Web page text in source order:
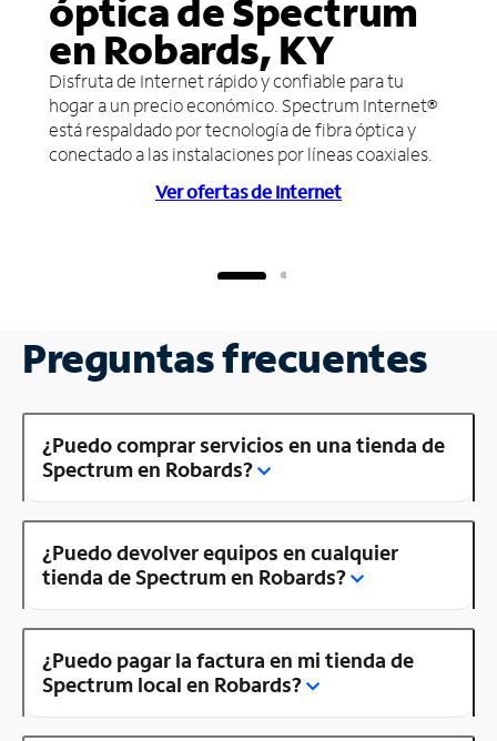
óptica de Spectrum
en Robards, KY
Disfruta de Internet rápido y confiable para tu
hogar a un precio económico. Spectrum Internet®
está respaldado por tecnología de fibra óptica y
conectado a las instalaciones por líneas coaxiales.
Ver ofertas de Internet
Preguntas frecuentes
¿Puedo comprar servicios en una tienda de
Spectrum en Robards?
¿Puedo devolver equipos en cualquier
tienda de Spectrum en Robards?
¿Puedo pagar la factura en mi tienda de
Spectrum local en Robards?